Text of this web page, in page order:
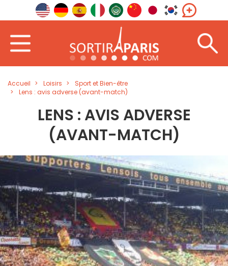
Accueil Loisirs
Sport et Bien-être
Lens : avis adverse (avant-match)
LENS : AVIS ADVERSE
(AVANT-MATCH)